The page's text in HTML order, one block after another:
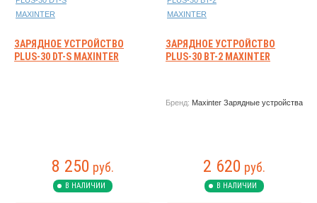
ЗАРЯДНОЕ УСТРОЙСТВО
PLUS-30 DT-S MAXINTER
8 250 руб.
В НАЛИЧИИ
ЗАРЯДНОЕ УСТРОЙСТВО
PLUS-30 BT-2 MAXINTER
Бренд: Maxinter Зарядные устройства
2 620 руб.
В НАЛИЧИИ